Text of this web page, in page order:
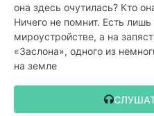
она здесь очутилась? Кто
Ничего не помнит. Есть
мироустройстве, а на
«Заслона», одного из
на земле